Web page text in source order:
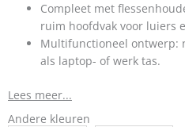
Compleet met
ruim hoofdvak voor luiers
Multifunctioneel ontwerp:
als laptop- of werk tas.
Lees meer...
Andere kleuren